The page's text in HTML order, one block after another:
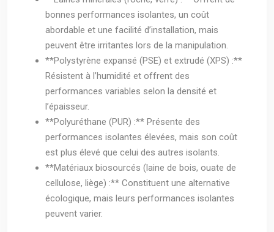
bonnes performances isolantes, un coût
abordable et une facilité d’installation, mais
peuvent être irritantes lors de la manipulation.
**Polystyrène expansé (PSE) et extrudé (XPS) :**
Résistent à l’humidité et offrent des
performances variables selon la densité et
l’épaisseur.
**Polyuréthane (PUR) :** Présente des
performances isolantes élevées, mais son coût
est plus élevé que celui des autres isolants.
**Matériaux biosourcés (laine de bois, ouate de
cellulose, liège) :** Constituent une alternative
écologique, mais leurs performances isolantes
peuvent varier.